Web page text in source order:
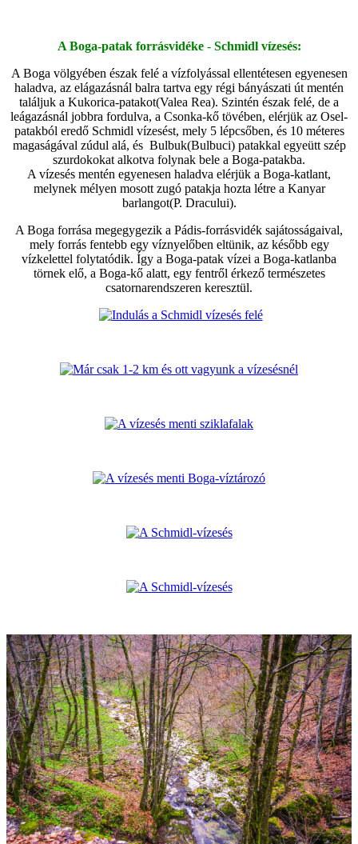
A Boga-patak forrásvidéke - Schmidl vízesés:
A Boga völgyében észak felé a vízfolyással ellentétesen egyenesen
haladva, az elágazásnál balra tartva egy régi bányászati út mentén
találjuk a Kukorica-patakot(Valea Rea). Szintén észak felé, de a
leágazásnál jobbra fordulva, a Csonka-kő tövében, elérjük az Osel-
patakból eredő Schmidl vízesést, mely 5 lépcsőben, és 10 méteres
magaságával zúdul alá, és Bulbuk(Bulbuci) patakkal egyeütt szép
szurdokokat alkotva folynak bele a Boga-patakba.
A vízesés mentén egyenesen haladva elérjük a Boga-katlant,
melynek mélyen mosott zugó patakja hozta létre a Kanyar
barlangot(P. Dracului).
A Boga forrása megegygezik a Pádis-forrásvidék sajátosságaival,
mely forrás fentebb egy víznyelőben eltünik, az később egy
vízkelettel folytatódik. Így a Boga-patak vízei a Boga-katlanba
törnek elő, a Boga-kő alatt, egy fentről érkező természetes
csatornarendszeren keresztül.